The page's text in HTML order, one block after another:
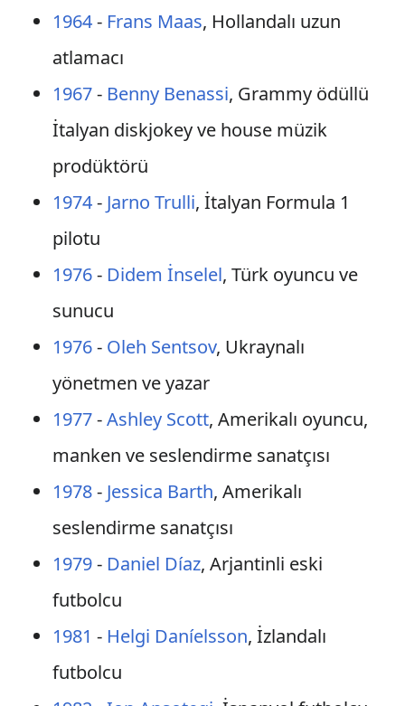
1964- Frans Maas, Hollandalı uzun
atlamacı
1967- Benny Benassi, Grammy ödüllü
İtalyan diskjokey ve house müzik
prodüktörü
1974- Jarno Trulli, İtalyan Formula 1
pilotu
1976- Didem İnselel, Türk oyuncu ve
sunucu
1976- Oleh Sentsov, Ukraynalı
yönetmen ve yazar
1977-Ashley Scott, Amerikalı oyuncu,
manken ve seslendirme sanatçısı
1978- Jessica Barth, Amerikalı
seslendirme sanatçısı
1979- Daniel Díaz, Arjantinli eski
futbolcu
1981 - Helgi Daníelsson, İzlandalı
futbolcu